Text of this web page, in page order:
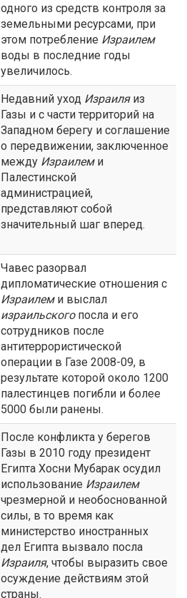
одного из средств контроля за
земельными ресурсами, при
этом потребление Израилем
воды в последние годы
увеличилось.
Недавний уход Израиляиз
Газы и с части территорий на
Западном берегу и соглашение
о передвижении, заключенное
между Израилеми
Палестинской
администрацией,
представляют собой
значительный шаг вперед.
Чавес разорвал
дипломатические отношения с
Израилеми выслал
израильскогопосла и его
сотрудников после
антитеррористической
операции в Газе 2008-09, в
результате которой около 1200
палестинцев погибли и более
5000 были ранены.
После конфликта у берегов
Газы в 2010 году президент
Египта Хосни Мубарак осудил
использование Израилем
чрезмерной и необоснованной
силы, в то время как
министерство иностранных
дел Египта вызвало посла
Израиля, чтобы выразить свое
осуждение действиям этой
страны.